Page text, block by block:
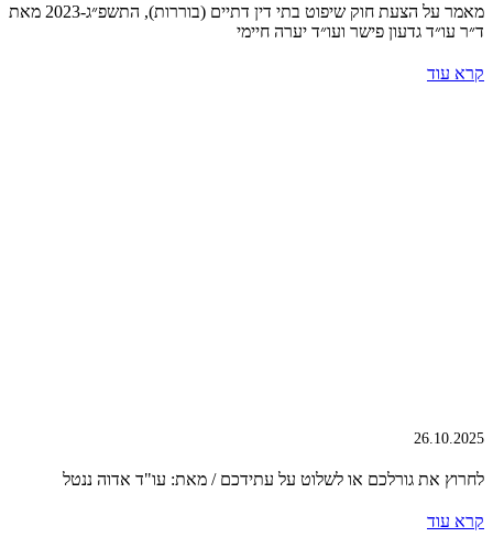
מאמר על הצעת חוק שיפוט בתי דין דתיים (בוררות), התשפ״ג-2023 מאת
ד״ר עו״ד גדעון פישר ועו״ד יערה חיימי
קרא עוד
26.10.2025
לחרוץ את גורלכם או לשלוט על עתידכם / מאת: עו"ד אדוה ננטל
קרא עוד